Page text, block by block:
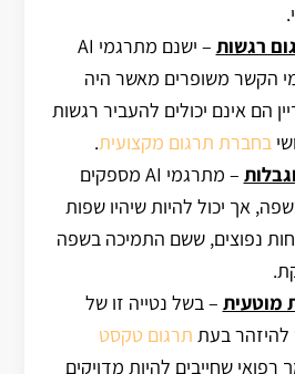
רגשות
– ישנם מתרגמי AI
הקשר משופרים מאשר היה
הם אינם יכולים להעביר רגשות
בחברת תרגום מקצועית.
– מתרגמי AI מספקים
אך יכול להיות שיהיו שפות
נפוצים, ששם התמיכה בשפה
מוטעית – בשל נטייה זו של
תרגום טקסט
רפואי שחייבים להיות מדויקים